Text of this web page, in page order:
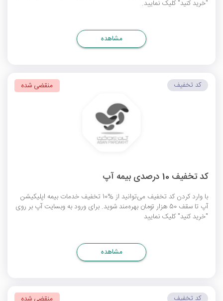
"خرید کنید" کلیک نمایید.
مشاهده
کد تخفیف 10 درصدی بیمه آپ
با وارد کردن کد تخفیف می‌توانید از %10 تخفیف خدمات بیمه اپلیکیشن
آپ تا سقف 50 هزار تومان بهره‌مند شوید. برای ورود به وبسایت آپ بر روی
"خرید کنید" کلیک نمایید
کد تخفیف منقضی شده
مشاهده
کد تخفیف